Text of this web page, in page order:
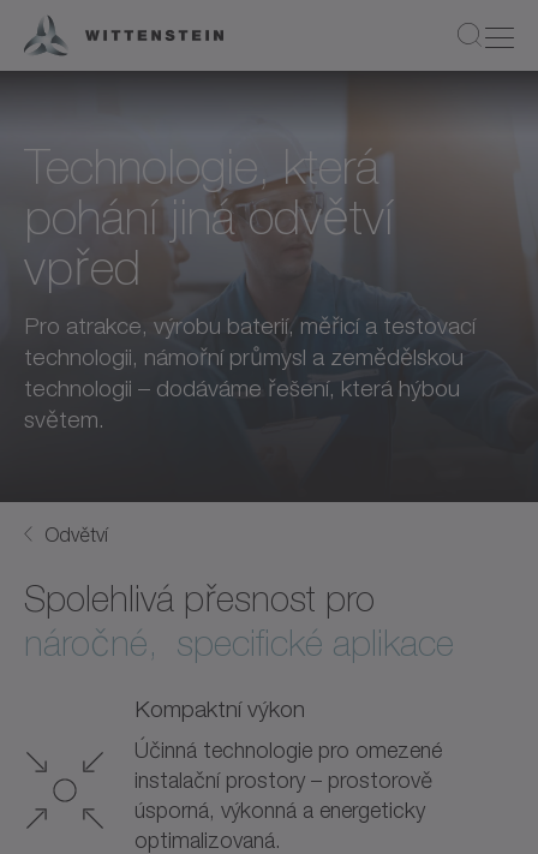
Technologie, která
pohání jiná odvětví
vpřed
Pro atrakce, výrobu baterií, měřicí a testovací
technologii, námořní průmysl a zemědělskou
technologii – dodáváme řešení, která hýbou
světem.
Odvětví
Spolehlivá přesnost pro
náročné, specifické aplikace
Kompaktní výkon
Účinná technologie pro omezené
instalační prostory – prostorově
úsporná, výkonná a energeticky
optimalizovaná.